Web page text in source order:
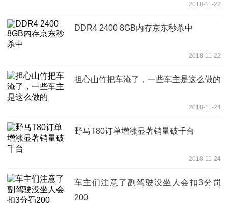
2018-11-22
DDR4 2400 8GB内存京东秒杀中
2018-11-22
担心山竹把车淹了，一些车主是这么做的
2018-11-24
野马T80订单增涨显著销量破千台
2018-11-24
车主们注意了副驾驶没坐人会扣3分罚
200